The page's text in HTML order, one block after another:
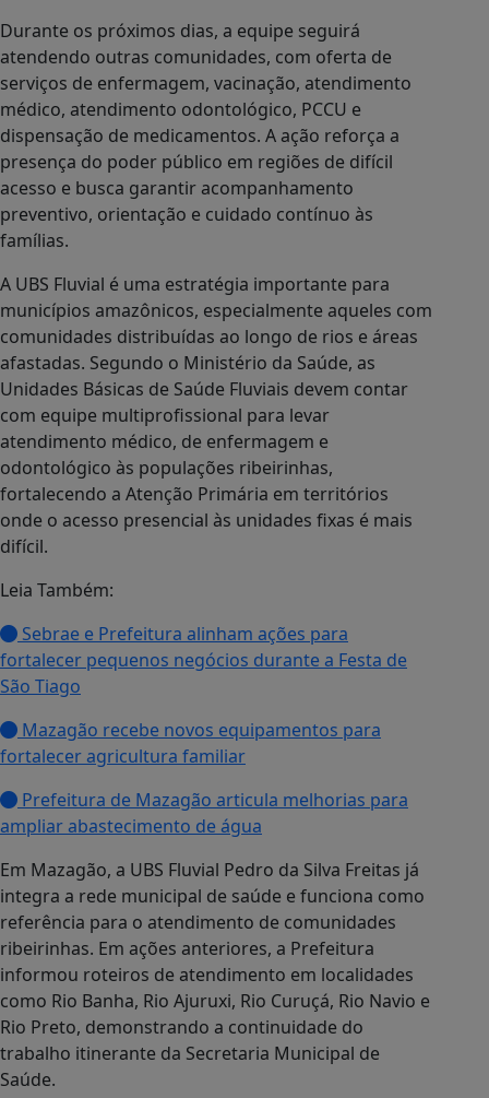
Durante os próximos dias, a equipe seguirá
atendendo outras comunidades, com oferta de
serviços de enfermagem, vacinação, atendimento
médico, atendimento odontológico, PCCU e
dispensação de medicamentos. A ação reforça a
presença do poder público em regiões de difícil
acesso e busca garantir acompanhamento
preventivo, orientação e cuidado contínuo às
famílias.
A UBS Fluvial é uma estratégia importante para
municípios amazônicos, especialmente aqueles com
comunidades distribuídas ao longo de rios e áreas
afastadas. Segundo o Ministério da Saúde, as
Unidades Básicas de Saúde Fluviais devem contar
com equipe multiprofissional para levar
atendimento médico, de enfermagem e
odontológico às populações ribeirinhas,
fortalecendo a Atenção Primária em territórios
onde o acesso presencial às unidades fixas é mais
difícil.
Leia Também:
Sebrae e Prefeitura alinham ações para
fortalecer pequenos negócios durante a Festa de
São Tiago
Mazagão recebe novos equipamentos para
fortalecer agricultura familiar
Prefeitura de Mazagão articula melhorias para
ampliar abastecimento de água
Em Mazagão, a UBS Fluvial Pedro da Silva Freitas já
integra a rede municipal de saúde e funciona como
referência para o atendimento de comunidades
ribeirinhas. Em ações anteriores, a Prefeitura
informou roteiros de atendimento em localidades
como Rio Banha, Rio Ajuruxi, Rio Curuçá, Rio Navio e
Rio Preto, demonstrando a continuidade do
trabalho itinerante da Secretaria Municipal de
Saúde.